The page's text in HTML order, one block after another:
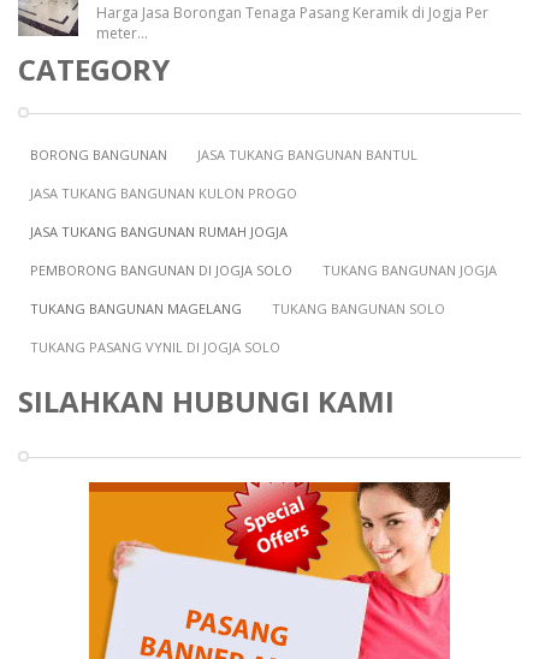
Harga Jasa Borongan Tenaga Pasang Keramik di Jogja Per
meter...
CATEGORY
BORONG BANGUNAN JASA TUKANG BANGUNAN BANTUL
JASA TUKANG BANGUNAN KULON PROGO
JASA TUKANG BANGUNAN RUMAH JOGJA
PEMBORONG BANGUNAN DI JOGJA SOLO TUKANG BANGUNAN JOGJA
TUKANG BANGUNAN MAGELANG TUKANG BANGUNAN SOLO
TUKANG PASANG VYNIL DI JOGJA SOLO
SILAHKAN HUBUNGI KAMI